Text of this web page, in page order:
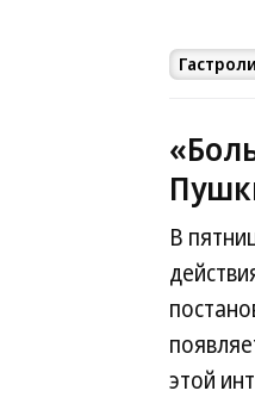
Гастроли
В
этой